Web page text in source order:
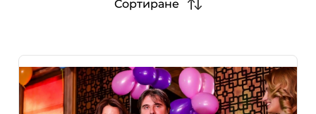
Сортиране